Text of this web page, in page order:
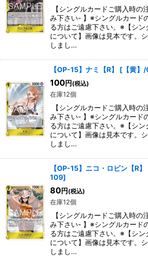
【シングルカードご購入時の
み下さい- 】※シングルカード
る方はご遠慮下さい。※【シ
について】画像は見本です。
しまし…
【OP-15】ナミ【R】 [ 【黄
100円 (税込)
在庫12個
【シングルカードご購入時の
み下さい- 】※シングルカード
る方はご遠慮下さい。※【シ
について】画像は見本です。
しまし…
【OP-15】ニコ・ロビン【R】
109]
80円 (税込)
在庫12個
【シングルカードご購入時の
み下さい- 】※シングルカード
る方はご遠慮下さい。※【シ
について】画像は見本です。
しまし…